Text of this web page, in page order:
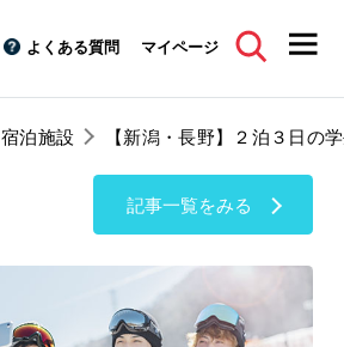
よくある質問 マイページ
宿泊施設 【新潟・長野】２泊３日の
記事一覧をみる